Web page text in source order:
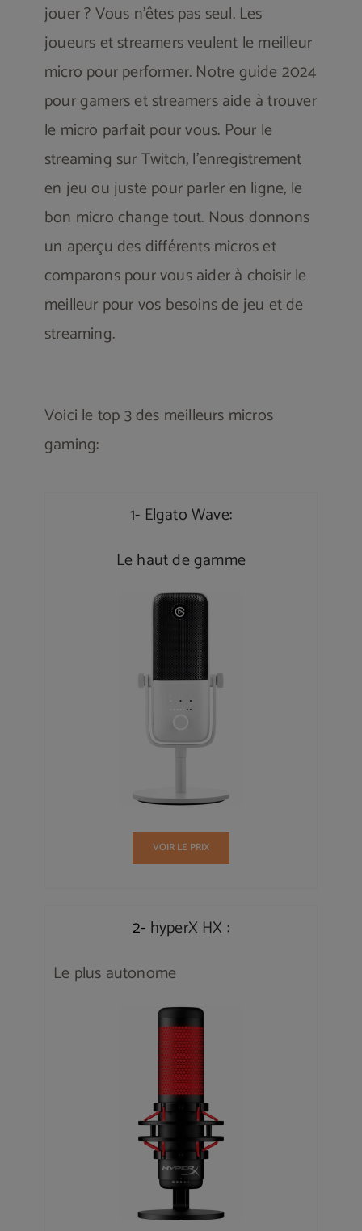
Bureaux gamer
Contactez-nous
jouer ? Vous n’êtes pas seul. Les
joueurs et streamers veulent le meilleur
micro pour performer. Notre guide 2024
pour gamers et streamers aide à trouver
le micro parfait pour vous. Pour le
streaming sur Twitch, l’enregistrement
en jeu ou juste pour parler en ligne, le
bon micro change tout. Nous donnons
un aperçu des différents micros et
comparons pour vous aider à choisir le
meilleur pour vos besoins de jeu et de
streaming.
Voici le top 3 des meilleurs micros
gaming:
1- Elgato Wave:
Le haut de gamme
VOIR LE PRIX
2- hyperX HX :
Le plus autonome